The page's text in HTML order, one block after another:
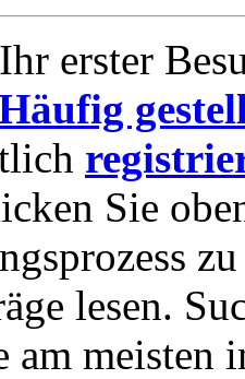
erster
Sie
lesen.
am meisten